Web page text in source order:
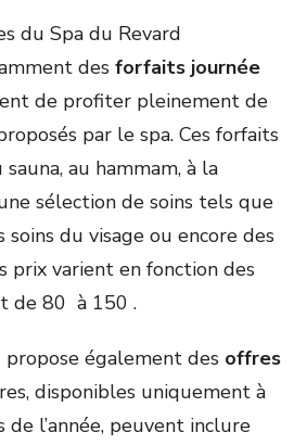
du Spa du Revard
des forfaits journée
de profiter pleinement de
par le spa. Ces forfaits
sauna, au hammam, à la
une sélection de soins tels que
soins du visage ou encore des
prix varient en fonction des
80  à 150 .
propose également des offres
disponibles uniquement à
de l’année, peuvent inclure